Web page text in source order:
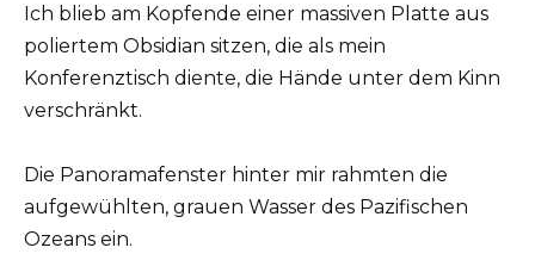
Ich blieb am Kopfende einer massiven Platte aus
poliertem Obsidian sitzen, die als mein
Konferenztisch diente, die Hände unter dem Kinn
verschränkt.
Die Panoramafenster hinter mir rahmten die
aufgewühlten, grauen Wasser des Pazifischen
Ozeans ein.